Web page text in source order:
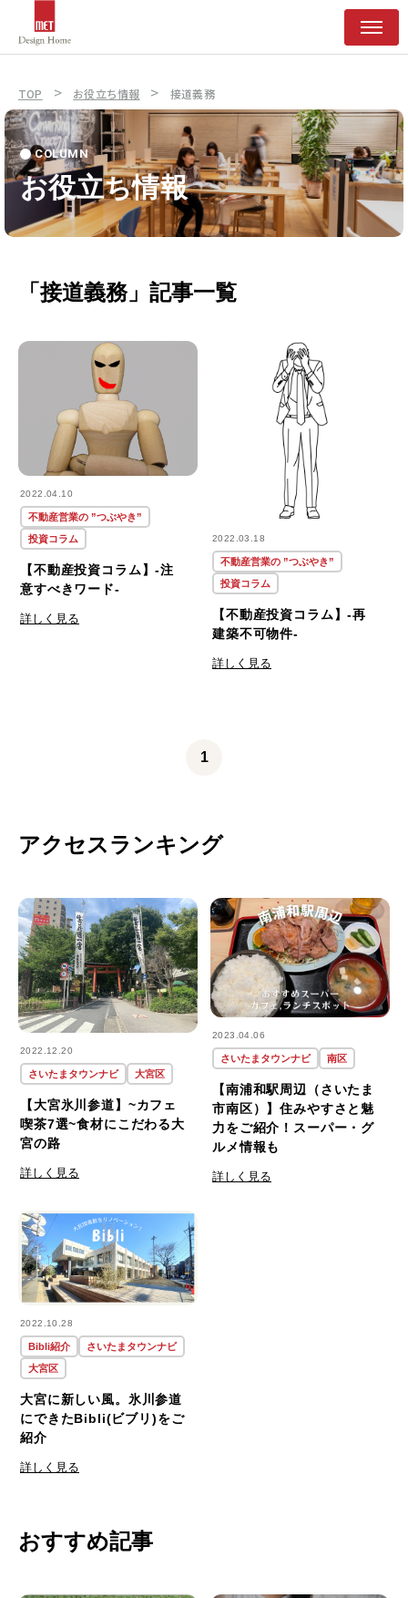
TOP > お役立ち情報 > 接道義務
COLUMN
お役立ち情報
「接道義務」記事一覧
2022.04.10
不動産営業の ”つぶやき”
投資コラム
【不動産投資コラム】-注
意すべきワード-
詳しく見る
2022.03.18
不動産営業の ”つぶやき”
投資コラム
【不動産投資コラム】-再
建築不可物件-
詳しく見る
1
アクセスランキング
2022.12.20
さいたまタウンナビ 大宮区
【大宮氷川参道】~カフェ
喫茶7選~食材にこだわる大
宮の路
詳しく見る
2023.04.06
さいたまタウンナビ 南区
【南浦和駅周辺（さいたま
市南区）】住みやすさと魅
力をご紹介！スーパー・グ
ルメ情報も
詳しく見る
2022.10.28
Bibli紹介
さいたまタウンナビ
大宮区
大宮に新しい風。氷川参道
にできたBibli(ビブリ)をご
紹介
詳しく見る
おすすめ記事